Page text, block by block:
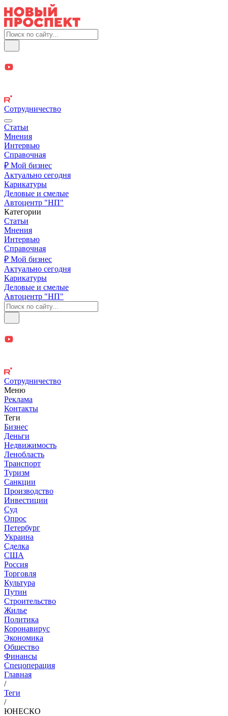
Сотрудничество
Статьи
Мнения
Интервью
Справочная
₽ Мой бизнес
Актуально сегодня
Карикатуры
Деловые и смелые
Автоцентр "НП"
Категории
Статьи
Мнения
Интервью
Справочная
₽ Мой бизнес
Актуально сегодня
Карикатуры
Деловые и смелые
Автоцентр "НП"
Сотрудничество
Меню
Реклама
Контакты
Теги
Бизнес
Деньги
Недвижимость
Ленобласть
Транспорт
Туризм
Санкции
Производство
Инвестиции
Суд
Опрос
Петербург
Украина
Сделка
США
Россия
Торговля
Культура
Путин
Строительство
Жилье
Политика
Коронавирус
Экономика
Общество
Финансы
Спецоперация
Главная
/
Теги
/
ЮНЕСКО